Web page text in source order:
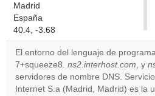
Madrid
España
40.4, -3.68
El entorno del lenguaje de
7+squeeze8. ns2.interhost.com, y
servidores de nombre DNS.
Internet S.a (Madrid, Madrid) es la